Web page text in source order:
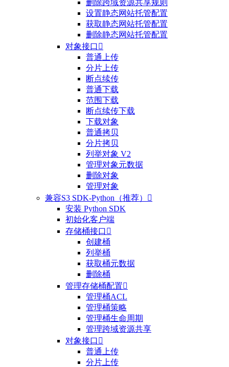
删除跨域资源共享规则
设置静态网站托管配置
获取静态网站托管配置
删除静态网站托管配置
对象接口 
普通上传
分片上传
断点续传
普通下载
范围下载
断点续传下载
下载对象
普通拷贝
分片拷贝
列举对象 V2
管理对象元数据
删除对象
管理对象
兼容S3 SDK-Python（推荐）

安装 Python SDK
初始化客户端
存储桶接口 
创建桶
列举桶
获取桶元数据
删除桶
管理存储桶配置
管理桶ACL
管理桶策略
管理桶生命周期
管理跨域资源共享
对象接口 
普通上传
分片上传